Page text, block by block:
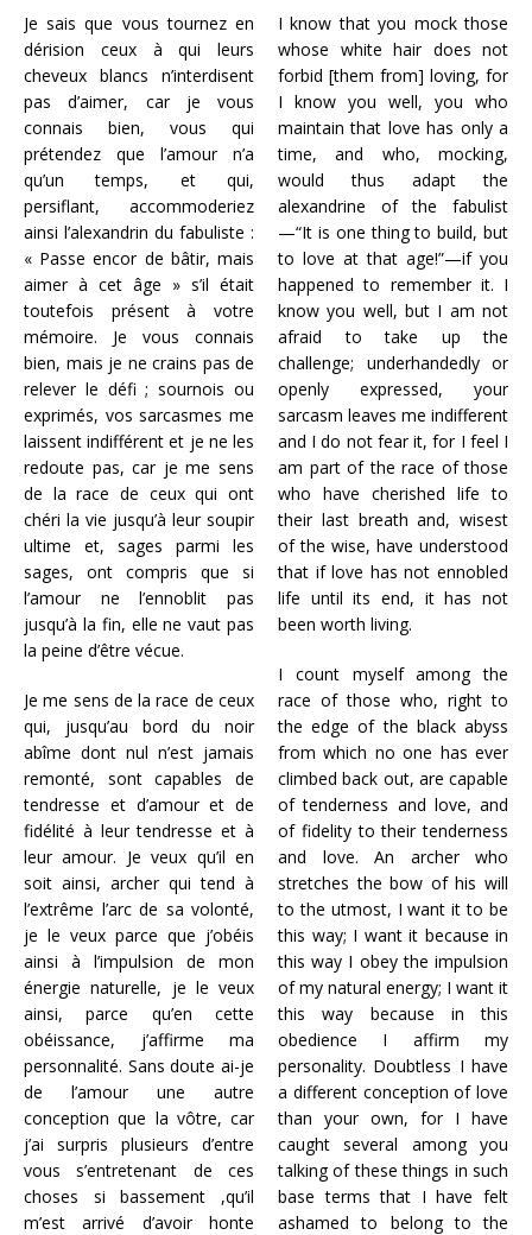
Je sais que vous tournez en
dérision ceux à qui leurs
cheveux blancs n’interdisent
pas d’aimer, car je vous
connais bien, vous qui
prétendez que l’amour n’a
qu’un temps, et qui,
persiflant, accommoderiez
ainsi l’alexandrin du fabuliste :
« Passe encor de bâtir, mais
aimer à cet âge » s’il était
toutefois présent à votre
mémoire. Je vous connais
bien, mais je ne crains pas de
relever le défi ; sournois ou
exprimés, vos sarcasmes me
laissent indifférent et je ne les
redoute pas, car je me sens
de la race de ceux qui ont
chéri la vie jusqu’à leur soupir
ultime et, sages parmi les
sages, ont compris que si
l’amour ne l’ennoblit pas
jusqu’à la fin, elle ne vaut pas
la peine d’être vécue.
Je me sens de la race de ceux
qui, jusqu’au bord du noir
abîme dont nul n’est jamais
remonté, sont capables de
tendresse et d’amour et de
fidélité à leur tendresse et à
leur amour. Je veux qu’il en
soit ainsi, archer qui tend à
l’extrême l’arc de sa volonté,
je le veux parce que j’obéis
ainsi à l’impulsion de mon
énergie naturelle, je le veux
ainsi, parce qu’en cette
obéissance, j’affirme ma
personnalité. Sans doute ai-je
de l’amour une autre
conception que la vôtre, car
j’ai surpris plusieurs d’entre
vous s’entretenant de ces
choses si bassement ,qu’il
m’est arrivé d’avoir honte
I know that you mock those
whose white hair does not
forbid [them from] loving, for
I know you well, you who
maintain that love has only a
time, and who, mocking,
would thus adapt the
alexandrine of the fabulist
—“It is one thing to build, but
to love at that age!”—if you
happened to remember it. I
know you well, but I am not
afraid to take up the
challenge; underhandedly or
openly expressed, your
sarcasm leaves me indifferent
and I do not fear it, for I feel I
am part of the race of those
who have cherished life to
their last breath and, wisest
of the wise, have understood
that if love has not ennobled
life until its end, it has not
been worth living.
I count myself among the
race of those who, right to
the edge of the black abyss
from which no one has ever
climbed back out, are capable
of tenderness and love, and
of fidelity to their tenderness
and love. An archer who
stretches the bow of his will
to the utmost, I want it to be
this way; I want it because in
this way I obey the impulsion
of my natural energy; I want it
this way because in this
obedience I affirm my
personality. Doubtless I have
a different conception of love
than your own, for I have
caught several among you
talking of these things in such
base terms that I have felt
ashamed to belong to the